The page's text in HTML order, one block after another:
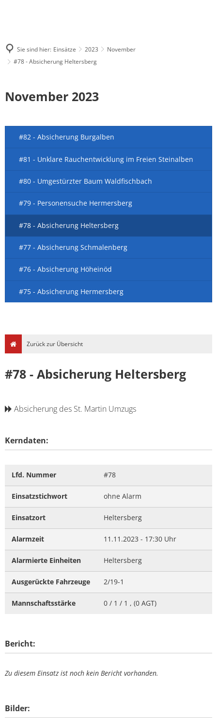
Sie sind hier: Einsätze 2023
November
#78 - Absicherung Heltersberg
November 2023
#82 - Absicherung Burgalben
#81 - Unklare Rauchentwicklung im Freien Steinalben
#80 - Umgestürzter Baum Waldfischbach
#79 - Personensuche Hermersberg
#78 - Absicherung Heltersberg
#77 - Absicherung Schmalenberg
#76 - Absicherung Höheinöd
#75 - Absicherung Hermersberg
Zurück zur Übersicht
#78 - Absicherung Heltersberg
Absicherung des St. Martin Umzugs
Kerndaten:
Lfd. Nummer #78
Einsatzstichwort ohne Alarm
Einsatzort Heltersberg
Alarmzeit 11.11.2023 - 17:30 Uhr
Alarmierte Einheiten Heltersberg
Ausgerückte Fahrzeuge 2/19-1
Mannschaftsstärke 0 / 1 / 1 , (0 AGT)
Bericht:
Zu diesem Einsatz ist noch kein Bericht vorhanden.
Bilder: